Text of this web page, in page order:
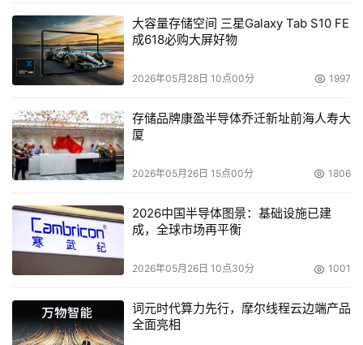
现电子保安漏洞而导致严重损失。
其次不可忽略的就是存储(STORAGE)产品?存储也属于是
业务安全很重要的一部份，而网络安全也只是业务安全的其
产品线。群柏数码的销售总监更表示：「其实腾保的品牌在
美国及欧洲都是首屈一指的大品牌，也是基于用户的需求，
我们就主动联络腾保，另一方面，而腾保也看中了群柏的在
作。」我们群柏的宗旨「群柏是国内产品的先锋者，将最好
的产品带给顾客，达到三赢的局面，客户赢，产品赢，厂家
未来的商机
大容量存储空间 三星Galaxy Tab S10 FE
成618必购大屏好物
2026年05月28日 10点00分 1997
存储品牌康盈半导体乔迁新址前海人寿大
厦
2026年05月26日 15点00分 1806
2026中国半导体图景：基础设施已建
成，全球市场再平衡
2026年05月26日 10点30分 1001
词元时代算力先行，摩尔线程云边端产品
全面亮相